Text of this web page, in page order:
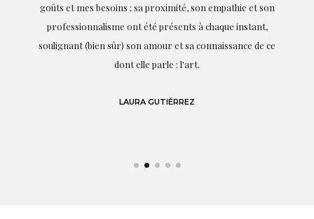
goûts et mes besoins ; sa proximité, son empathie et son
professionnalisme ont été présents à chaque instant,
soulignant (bien sûr) son amour et sa connaissance de ce
dont elle parle : l'art.
LAURA GUTIÉRREZ